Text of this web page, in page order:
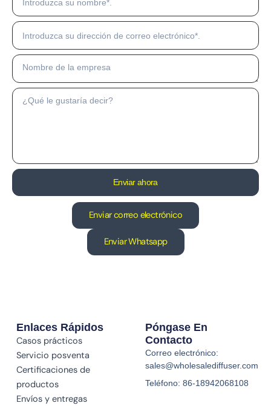
nombre
Su
correo
electrónico
Nombre
la
empresa
Su
mensaje
Enviar ahora
Enviar correo electrónico
Enviar Whatsapp
Enlaces Rápidos
Casos prácticos
Servicio posventa
Certificaciones de
productos
Envíos y entregas
Póngase En
Contacto
Correo electrónico:
sales@wholesalediffuser.com
Teléfono: 86-18942068108